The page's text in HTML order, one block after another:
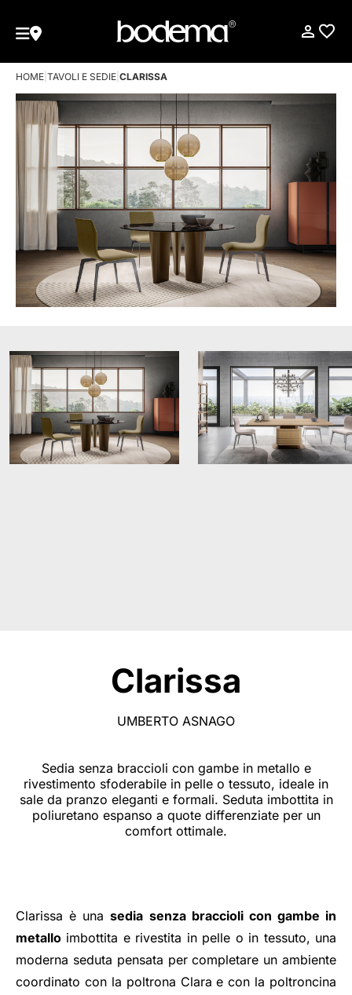
HOME TAVOLI E SEDIE CLARISSA
Clarissa
UMBERTO ASNAGO
Sedia senza braccioli con gambe in metallo e
rivestimento sfoderabile in pelle o tessuto, ideale in
sale da pranzo eleganti e formali. Seduta imbottita in
poliuretano espanso a quote differenziate per un
comfort ottimale.
Clarissa è unasedia senza braccioli con gambe in
metallo imbottita e rivestita in pelle o in tessuto, una
moderna seduta pensata per completare un ambiente
coordinato con la poltrona Clara e con la poltroncina